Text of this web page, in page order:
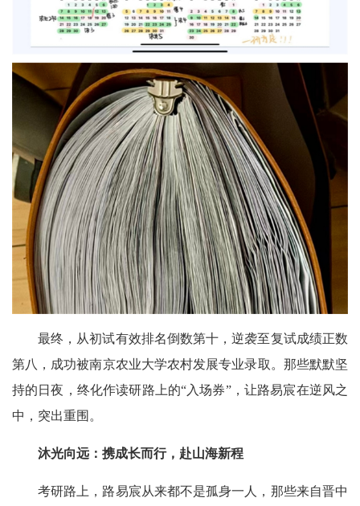
最终，从初试有效排名倒数第十，逆袭至复试成绩正数
第八，成功被南京农业大学农村发展专业录取。那些默默坚
持的日夜，终化作读研路上的“入场券”，让路易宸在逆风之
中，突出重围。
沐光向远：携成长而行，赴山海新程
考研路上，路易宸从来都不是孤身一人，那些来自晋中